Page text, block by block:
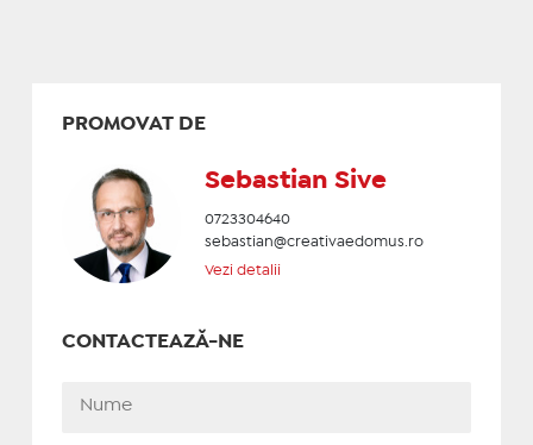
PROMOVAT DE
Sebastian Sive
0723304640
sebastian@creativaedomus.ro
Vezi detalii
CONTACTEAZĂ-NE